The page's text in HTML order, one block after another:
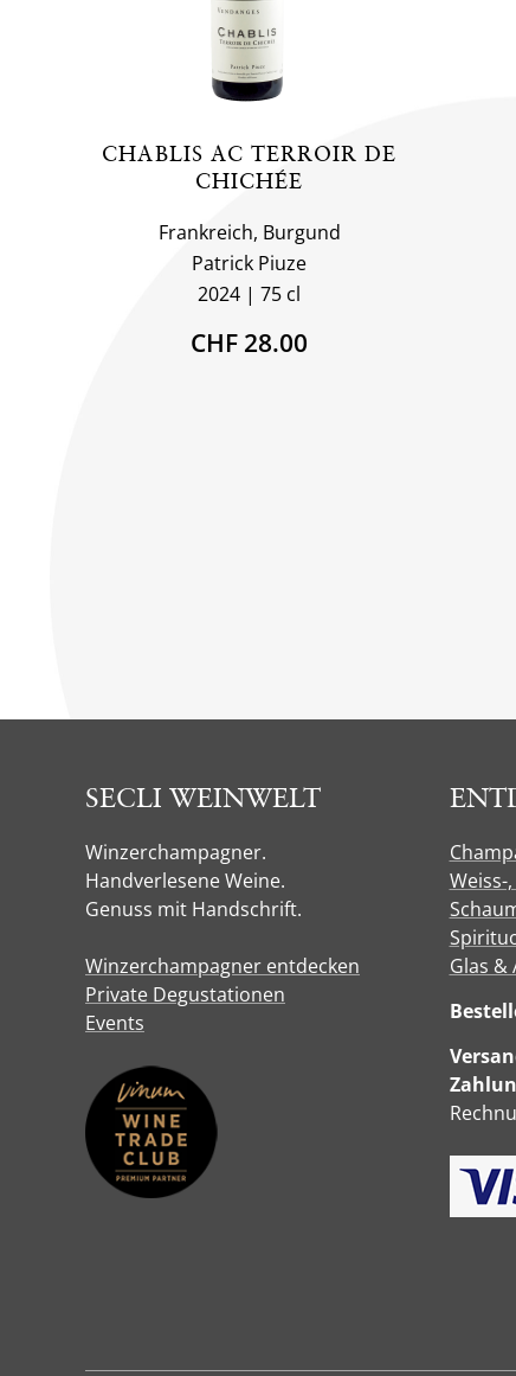
CHABLIS AC TERROIR DE
CHICHÉE
Frankreich, Burgund
Patrick Piuze
2024
75 cl
CHF 28.00
SECLI WEINWELT
Winzerchampagner.
Handverlesene Weine.
Genuss mit Handschrift.
Winzerchampagner entdecken
Private Degustationen
Events
Weiss-
Glas &